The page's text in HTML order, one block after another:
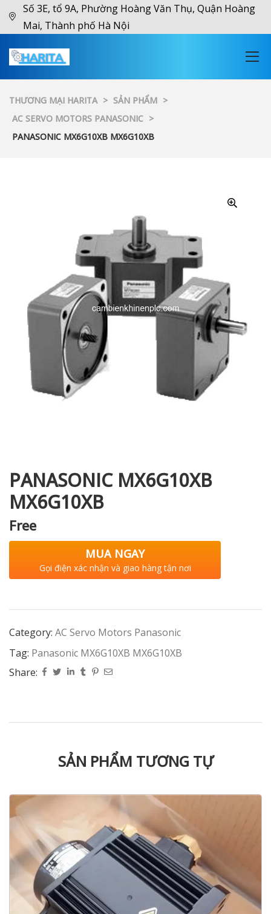
Số 3E, tổ 9A, Phường Hoàng Văn Thụ, Quận Hoàng
Mai, Thành phố Hà Nội
THƯƠNG MẠI HARITA > SẢN PHẨM >
AC SERVO MOTORS PANASONIC >
PANASONIC MX6G10XB MX6G10XB
PANASONIC MX6G10XB
MX6G10XB
Free
MUA NGAY
Gọi điện xác nhận và giao hàng tận nơi
Category: AC Servo Motors Panasonic
Tag: Panasonic MX6G10XB MX6G10XB
Share:
SẢN PHẨM TƯƠNG TỰ